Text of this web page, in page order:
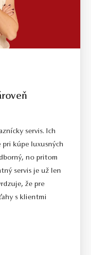
servis. Ich
pri kúpe luxusných
no pritom
servis je už len
že pre
s klientmi